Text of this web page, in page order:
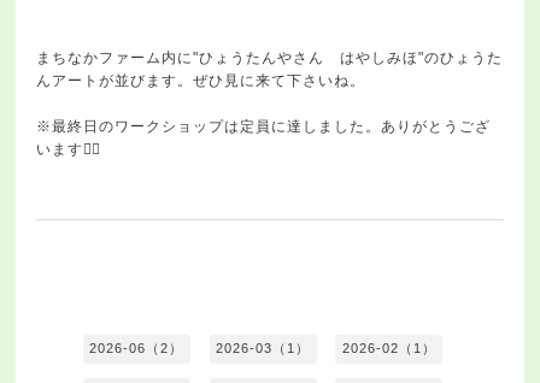
まちなかファーム内に"ひょうたんやさん はやしみほ"のひょうた
んアートが並びます。ぜひ見に来て下さいね。
※最終日のワークショップは定員に達しました。ありがとうござ
います🙇‍♀️
2026-06（2） 2026-03（1） 2026-02（1）